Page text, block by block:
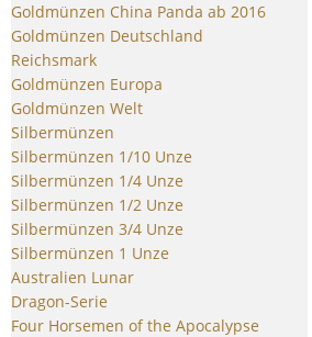
Goldmünzen China Panda ab 2016
Goldmünzen Deutschland
Reichsmark
Goldmünzen Europa
Goldmünzen Welt
Silbermünzen
Silbermünzen 1/10 Unze
Silbermünzen 1/4 Unze
Silbermünzen 1/2 Unze
Silbermünzen 3/4 Unze
Silbermünzen 1 Unze
Australien Lunar
Dragon-Serie
Four Horsemen of the Apocalypse